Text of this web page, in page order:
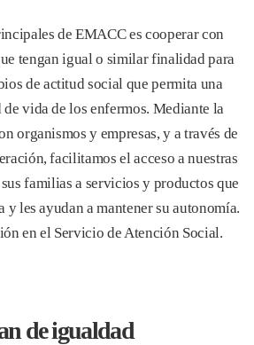
de EMACC es cooperar con
tengan igual o similar finalidad para
de actitud social que permita una
vida de los enfermos. Mediante la
organismos y empresas, y a través de
facilitamos el acceso a nuestras
familias a servicios y productos que
les ayudan a mantener su autonomía.
en el Servicio de Atención Social.
de igualdad